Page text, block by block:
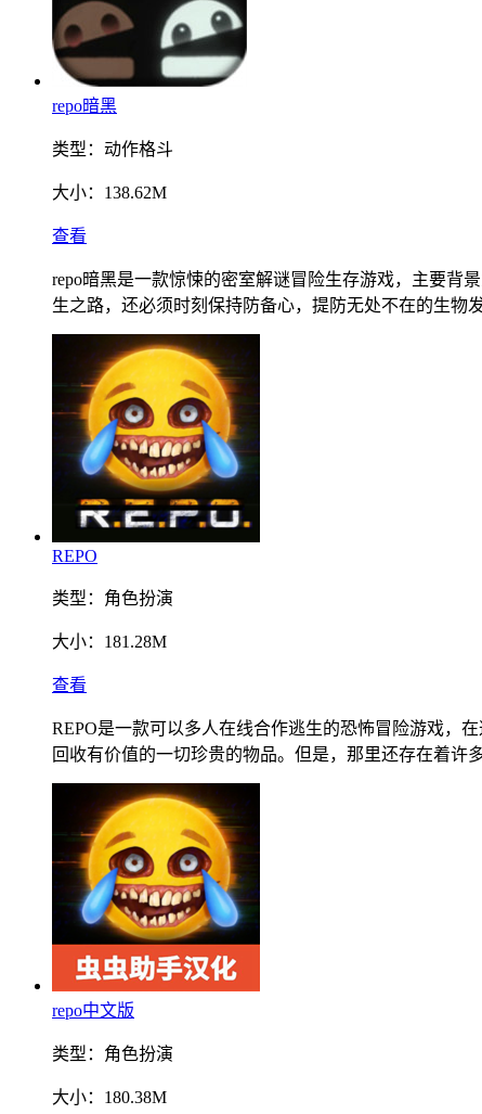
repo暗黑
类型： 动作格斗
大小： 138.62M
查看
repo暗黑是一款惊悚的密室解谜冒险生存游戏，主要背
生之路，还必须时刻保持防备心，提防无处不在的生物
REPO
类型： 角色扮演
大小： 181.28M
查看
REPO是一款可以多人在线合作逃生的恐怖冒险游戏，
回收有价值的一切珍贵的物品。但是，那里还存在着许
repo中文版
类型： 角色扮演
大小： 180.38M